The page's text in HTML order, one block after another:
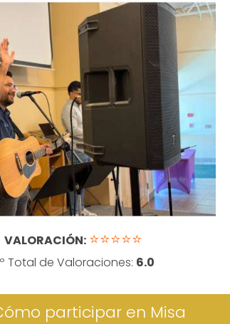
VALORACIÓN: ⭐⭐⭐⭐⭐
Total de Valoraciones: 6.0
participar en Misa